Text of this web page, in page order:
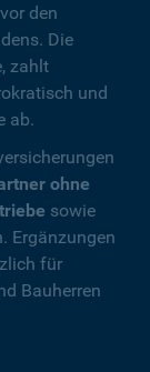
den
Die
zahlt
und
ab.
ohne
sowie
Ergänzungen
für
Bauherren